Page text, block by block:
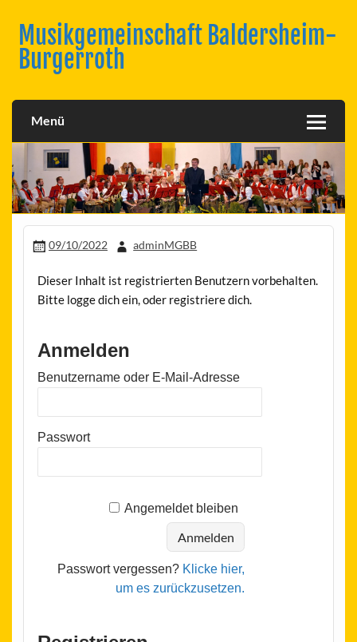
contentMusikgemeinschaft Baldersheim-
Burgerroth
Menü
09/10/2022 adminMGBB
Dieser Inhalt ist registrierten Benutzern vorbehalten.
Bitte logge dich ein, oder registriere dich.
Anmelden
Benutzername oder E-Mail-Adresse
Passwort
Angemeldet bleiben
Passwort vergessen? Klicke hier,
um es zurückzusetzen.